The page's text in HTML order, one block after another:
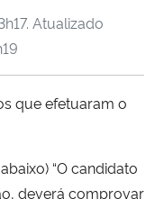
. Atualizado
que efetuaram o
“O candidato
deverá comprovar